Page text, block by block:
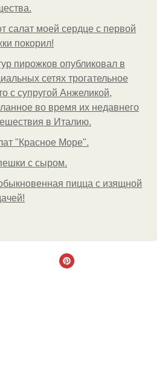
салат моей сердце с первой
покорил!
пирожков опубликовал в
сетях трогательное
с супругой Анжеликой,
во время их недавнего
в Италию.
"Красное Море".
с сыром.
пицца с изящной